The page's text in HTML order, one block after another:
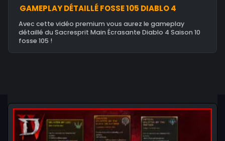
GAMEPLAY DÉTAILLÉ FOSSE 105 DIABLO 4
Avec cette vidéo premium vous aurez le gameplay
détaillé du Sacresprit Main Écrasante Diablo 4 Saison 10
fosse 105 !